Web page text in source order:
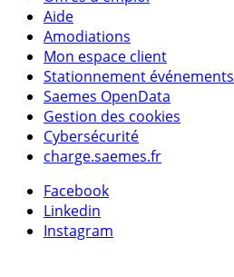
Aide
Amodiations
Mon espace client
Stationnement événements
Saemes OpenData
Gestion des cookies
Cybersécurité
charge.saemes.fr
Facebook
Linkedin
Instagram